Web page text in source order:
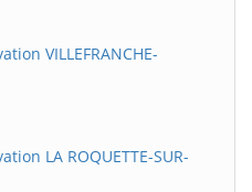
VILLEFRANCHE-
LA ROQUETTE-SUR-